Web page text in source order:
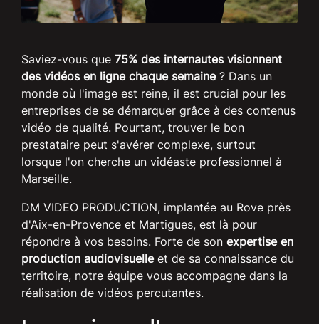
Saviez-vous que 75% des internautes visionnent
des vidéos en ligne chaque semaine? Dans un
monde où l'image est reine, il est crucial pour les
entreprises de se démarquer grâce à des contenus
vidéo de qualité. Pourtant, trouver le bon
prestataire peut s'avérer complexe, surtout
lorsque l'on cherche un vidéaste professionnel à
Marseille.
DM VIDEO PRODUCTION, implantée au Rove près
d'Aix-en-Provence et Martigues, est là pour
répondre à vos besoins. Forte de son expertise en
production audiovisuelleet de sa connaissance du
territoire, notre équipe vous accompagne dans la
réalisation de vidéos percutantes.